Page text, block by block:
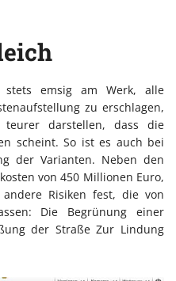
emsig am Werk, alle
zu erschlagen,
darstellen, dass die
scheint. So ist es auch bei
der Varianten. Neben den
von 450 Millionen Euro,
Risiken fest, die von
Die Begrünung einer
der Straße Zur Lindung